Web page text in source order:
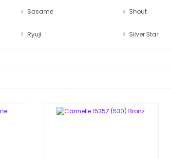
Sasame Shout
Ryuji Silver Star